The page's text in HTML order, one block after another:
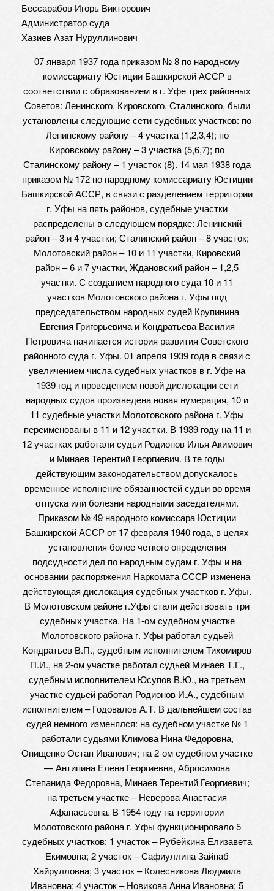
Бессарабов Игорь Викторович
Администратор суда
Хазиев Азат Нуруллинович
07 января 1937 года приказом № 8 по народному
комиссариату Юстиции Башкирской АССР в
соответствии с образованием в г. Уфе трех районных
Советов: Ленинского, Кировского, Сталинского, были
установлены следующие сети судебных участков: по
Ленинскому району – 4 участка (1,2,3,4); по
Кировскому району – 3 участка (5,6,7); по
Сталинскому району – 1 участок (8). 14 мая 1938 года
приказом № 172 по народному комиссариату Юстиции
Башкирской АССР, в связи с разделением территории
г. Уфы на пять районов, судебные участки
распределены в следующем порядке: Ленинский
район – 3 и 4 участки; Сталинский район – 8 участок;
Молотовский район – 10 и 11 участки, Кировский
район – 6 и 7 участки, Ждановский район – 1,2,5
участки. С созданием народного суда 10 и 11
участков Молотовского района г. Уфы под
председательством народных судей Крупинина
Евгения Григорьевича и Кондратьева Василия
Петровича начинается история развития Советского
районного суда г. Уфы. 01 апреля 1939 года в связи с
увеличением числа судебных участков в г. Уфе на
1939 год и проведением новой дислокации сети
народных судов произведена новая нумерация, 10 и
11 судебные участки Молотовского района г. Уфы
переименованы в 11 и 12 участки. В 1939 году на 11 и
12 участках работали судьи Родионов Илья Акимович
и Минаев Терентий Георгиевич. В те годы
действующим законодательством допускалось
временное исполнение обязанностей судьи во время
отпуска или болезни народными заседателями.
Приказом № 49 народного комиссара Юстиции
Башкирской АССР от 17 февраля 1940 года, в целях
установления более четкого определения
подсудности дел по народным судам г. Уфы и на
основании распоряжения Наркомата СССР изменена
действующая дислокация судебных участков г. Уфы.
В Молотовском районе г.Уфы стали действовать три
судебных участка. На 1-ом судебном участке
Молотовского района г. Уфы работал судьей
Кондратьев В.П., судебным исполнителем Тихомиров
П.И., на 2-ом участке работал судьей Минаев Т.Г.,
судебным исполнителем Юсупов В.Ю., на третьем
участке судьей работал Родионов И.А., судебным
исполнителем – Годовалов А.Т. В дальнейшем состав
судей немного изменялся: на судебном участке № 1
работали судьями Климова Нина Федоровна,
Онищенко Остап Иванович; на 2-ом судебном участке
— Антипина Елена Георгиевна, Абросимова
Степанида Федоровна, Минаев Терентий Георгиевич;
на третьем участке – Неверова Анастасия
Афанасьевна. В 1954 году на территории
Молотовского района г. Уфы функционировало 5
судебных участков: 1 участок – Рубейкина Елизавета
Екимовна; 2 участок – Сафиуллина Зайнаб
Хайрулловна; 3 участок – Колесникова Людмила
Ивановна; 4 участок – Новикова Анна Ивановна; 5